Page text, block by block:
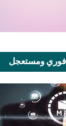
فوري ومستعجل